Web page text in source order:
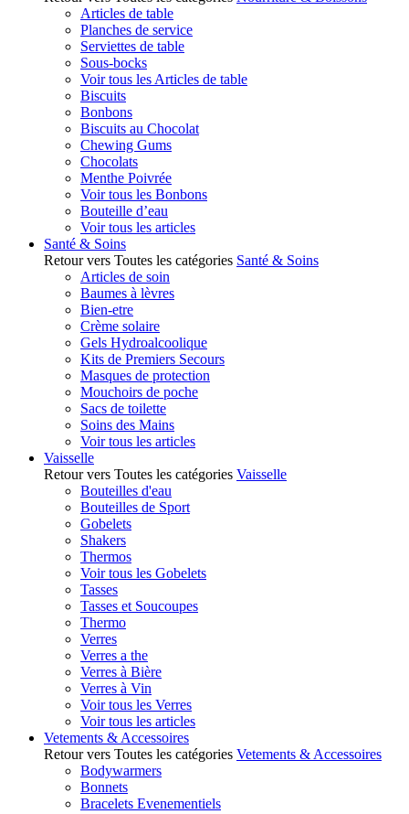
Articles de table
Planches de service
Serviettes de table
Sous-bocks
Voir tous les Articles de table
Biscuits
Bonbons
Biscuits au Chocolat
Chewing Gums
Chocolats
Menthe Poivrée
Voir tous les Bonbons
Bouteille d’eau
Voir tous les articles
Santé & Soins
Retour vers Toutes les catégories Santé & Soins
Articles de soin
Baumes à lèvres
Bien-etre
Crème solaire
Gels Hydroalcoolique
Kits de Premiers Secours
Masques de protection
Mouchoirs de poche
Sacs de toilette
Soins des Mains
Voir tous les articles
Vaisselle
Retour vers Toutes les catégories Vaisselle
Bouteilles d'eau
Bouteilles de Sport
Gobelets
Shakers
Thermos
Voir tous les Gobelets
Tasses
Tasses et Soucoupes
Thermo
Verres
Verres a the
Verres à Bière
Verres à Vin
Voir tous les Verres
Voir tous les articles
Vetements & Accessoires
Retour vers Toutes les catégories Vetements & Accessoires
Bodywarmers
Bonnets
Bracelets Evenementiels